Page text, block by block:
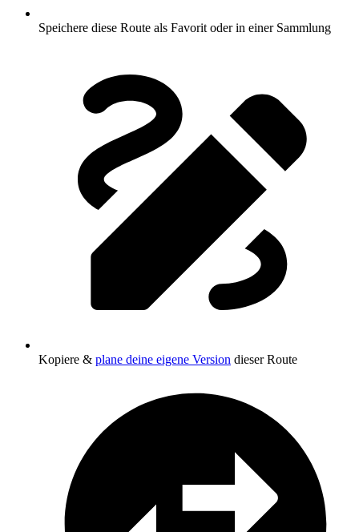
Speichere diese Route als Favorit oder in einer Sammlung
Kopiere & plane deine eigene Version dieser Route